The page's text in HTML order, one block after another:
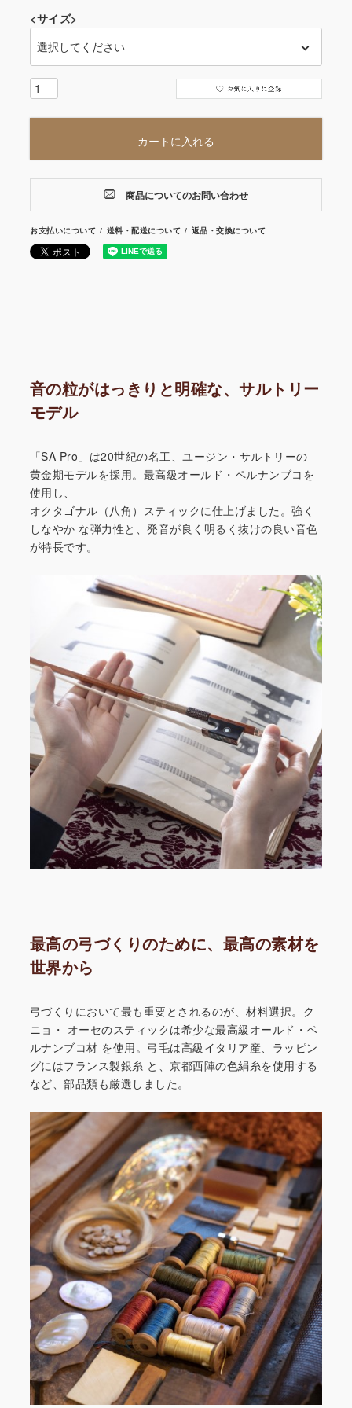
<サイズ>
カートに入れる
商品についてのお問い合わせ
お支払いについて 送料・配送について 返品・交換について
音の粒がはっきりと明確な、サルトリー
モデル
「SA Pro」は20世紀の名工、ユージン・サルトリーの
黄金期モデルを採用。最高級オールド・ペルナンブコを
使用し、
オクタゴナル（八角）スティックに仕上げました。強く
しなやか な弾力性と、発音が良く明るく抜けの良い音色
が特長です。
最高の弓づくりのために、最高の素材を
世界から
弓づくりにおいて最も重要とされるのが、材料選択。ク
ニョ・ オーセのスティックは希少な最高級オールド・ペ
ルナンブコ材 を使用。弓毛は高級イタリア産、ラッピン
グにはフランス製銀糸 と、京都西陣の色絹糸を使用する
など、部品類も厳選しました。